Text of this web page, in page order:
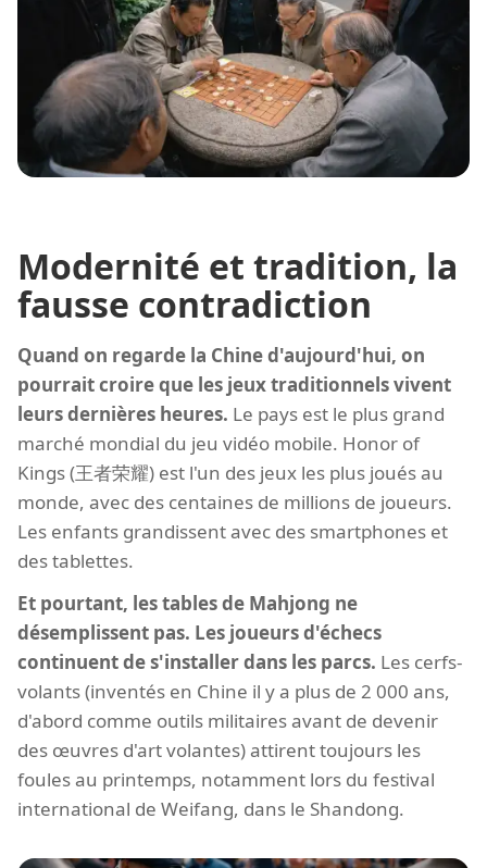
Modernité et tradition, la
fausse contradiction
Quand on regarde la Chine d'aujourd'hui, on
pourrait croire que les jeux traditionnels vivent
leurs dernières heures. Le pays est le plus grand
marché mondial du jeu vidéo mobile. Honor of
Kings (王者荣耀) est l'un des jeux les plus joués au
monde, avec des centaines de millions de joueurs.
Les enfants grandissent avec des smartphones et
des tablettes.
Et pourtant, les tables de Mahjong ne
désemplissent pas. Les joueurs d'échecs
continuent de s'installer dans les parcs. Les cerfs-
volants (inventés en Chine il y a plus de 2 000 ans,
d'abord comme outils militaires avant de devenir
des œuvres d'art volantes) attirent toujours les
foules au printemps, notamment lors du festival
international de Weifang, dans le Shandong.